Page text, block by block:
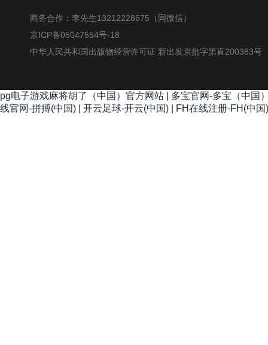
商务合作：李先生13212228675（同微信）
京ICP备05047554号-18
中华人民共和国出版物经营许可证 新出发京批字第直200383号
pg电子游戏麻将胡了（中国）官方网站
多宝官网-多宝（中国
线官网-拼搏(中国)
开云足球-开云(中国) FH在线注册-FH(中国)